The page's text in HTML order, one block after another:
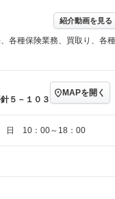
ラジコン付き
－ アーム式
－ ヒッチメンバー
バックカメラ
ローダウン
電動格納サードシート
－ サイドカメラ
装備略号／用語解
紹介動画を見る
各種保険業務、買取り、各種
５－１０３
MAPを開く
日 10：00～18：00